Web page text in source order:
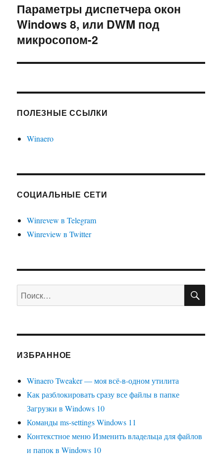
Следующая
запись:
Параметры диспетчера окон
Windows 8, или DWM под
микросопом-2
ПОЛЕЗНЫЕ ССЫЛКИ
Winaero
СОЦИАЛЬНЫЕ СЕТИ
Winrevew в Telegram
Winreview в Twitter
Искать:
ИЗБРАННОЕ
Winaero Tweaker — моя всё-в-одном утилита
Как разблокировать сразу все файлы в папке
Загрузки в Windows 10
Команды ms-settings Windows 11
Контекстное меню Изменить владельца для файлов
и папок в Windows 10